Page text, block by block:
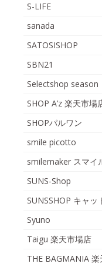
S-LIFE
sanada
SATOSISHOP
SBN21
Selectshop season
SHOP A’z 楽天市場
SHOPパルワン
smile picotto
smilemaker スマイ
SUNS-Shop
SUNSSHOP キャッ
Syuno
Taigu 楽天市場店
THE BAGMANIA